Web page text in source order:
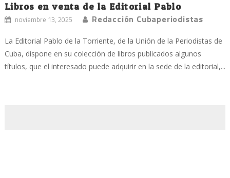
Libros en venta de la Editorial Pablo
noviembre 13, 2025 Redacción Cubaperiodistas
La Editorial Pablo de la Torriente, de la Unión de la Periodistas de
Cuba, dispone en su colección de libros publicados algunos
títulos, que el interesado puede adquirir en la sede de la editorial,...